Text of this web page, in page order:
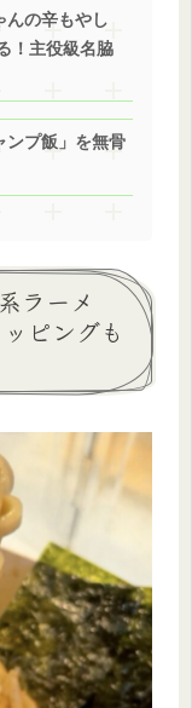
の辛もやし
！主役級名脇
ンプ飯」を無骨
ラーメ
ピングも